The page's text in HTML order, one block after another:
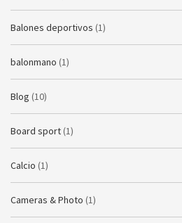
Balones deportivos (1)
balonmano (1)
Blog (10)
Board sport (1)
Calcio (1)
Cameras & Photo (1)